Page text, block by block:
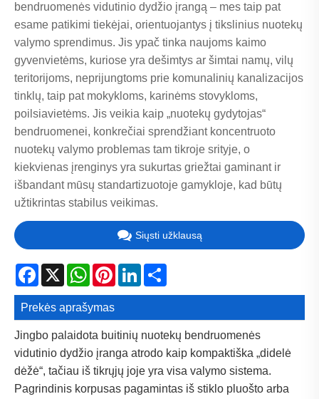
bendruomenės vidutinio dydžio įrangą – mes taip pat
esame patikimi tiekėjai, orientuojantys į tikslinius nuotekų
valymo sprendimus. Jis ypač tinka naujoms kaimo
gyvenvietėms, kuriose yra dešimtys ar šimtai namų, vilų
teritorijoms, neprijungtoms prie komunalinių kanalizacijos
tinklų, taip pat mokykloms, karinėms stovykloms,
poilsiavietėms. Jis veikia kaip „nuotekų gydytojas“
bendruomenei, konkrečiai sprendžiant koncentruoto
nuotekų valymo problemas tam tikroje srityje, o
kiekvienas įrenginys yra sukurtas griežtai gaminant ir
išbandant mūsų standartizuotoje gamykloje, kad būtų
užtikrintas stabilus veikimas.
Siųsti užklausą
Facebook
X WhatsApp
PinterestLinkedIn
Prekės aprašymas
Jingbo palaidota buitinių nuotekų bendruomenės
vidutinio dydžio įranga atrodo kaip kompaktiška „didelė
dėžė“, tačiau iš tikrųjų joje yra visa valymo sistema.
Pagrindinis korpusas pagamintas iš stiklo pluošto arba